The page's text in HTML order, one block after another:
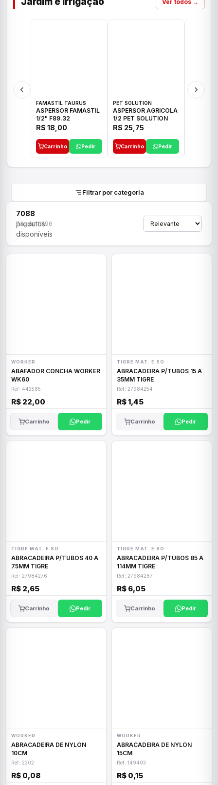
Ver todos →
FAMASTIL TAURUS
ASPERSOR FAMASTIL
1/2" F89.32
R$ 18,00
Carrinho Pedir
PET SOLUTION
ASPERSOR AGRICOLA
1/2 PET SOLUTION
R$ 25,75
Carrinho Pedir
Filtrar por categoria
7088
produtos
disponíveis
Página 1/296
WORKER
ABAFADOR CONCHA WORKER
WK60
Ref: 442585
R$ 22,00
Carrinho Pedir
TIGRE MAT. E SO
ABRACADEIRA P/TUBOS 15 A
35MM TIGRE
Ref: 27984254
R$ 1,45
Carrinho Pedir
TIGRE MAT. E SO
ABRACADEIRA P/TUBOS 40 A
75MM TIGRE
Ref: 27984276
R$ 2,65
Carrinho Pedir
TIGRE MAT. E SO
ABRACADEIRA P/TUBOS 85 A
114MM TIGRE
Ref: 27984287
R$ 6,05
Carrinho Pedir
WORKER
ABRACADEIRA DE NYLON
10CM
Ref: 2202
R$ 0,08
WORKER
ABRACADEIRA DE NYLON
15CM
Ref: 149403
R$ 0,15